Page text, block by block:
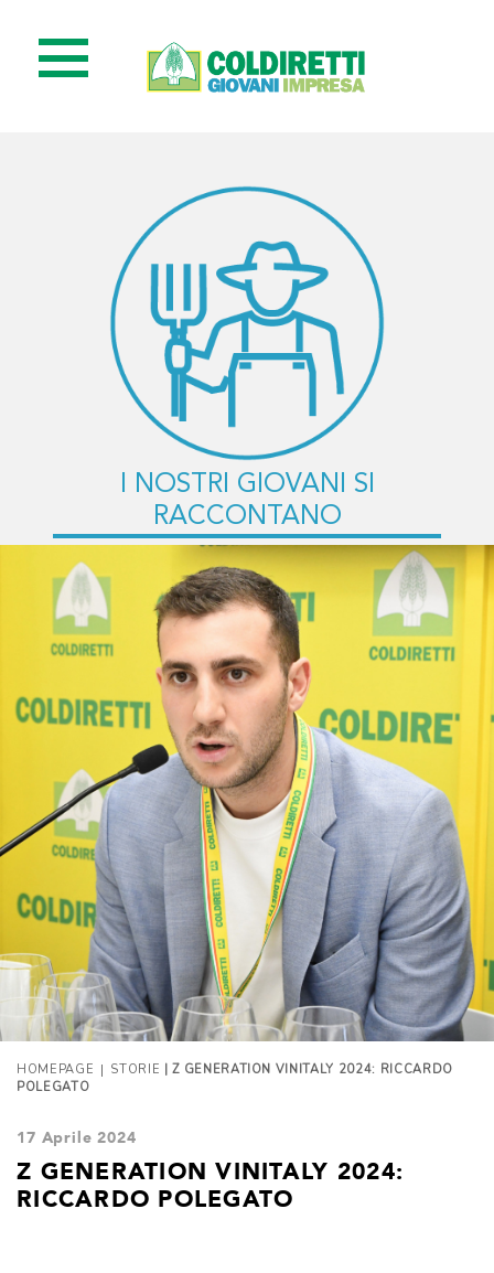
I NOSTRI GIOVANI SI
RACCONTANO
HOMEPAGE | STORIE
| Z GENERATION VINITALY 2024: RICCARDO
POLEGATO
17 Aprile 2024
Z GENERATION VINITALY 2024:
RICCARDO POLEGATO